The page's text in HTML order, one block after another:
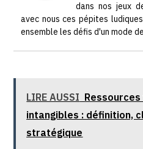
dans nos jeux
avec nous ces pépites
ensemble les défis d'un mode
LIRE AUSSI
intangibles : définition,
stratégique